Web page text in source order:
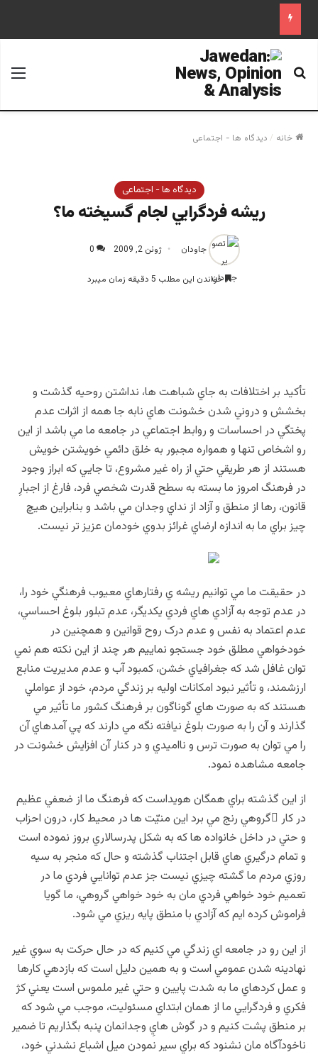
جستجو برای
خانه / دیدگاه ها - اجتماعی
دیدگاه ها - اجتماعی
ريشه فردگرايي لجام گسيخته ما؟
جاودان ژوئن 2, 2009 0
خواندن این مطلب 5 دقیقه زمان میبرد
تأكيد بر اختلافات به جاي شباهت ها، نداشتن روحيه گذشت و
بخشش و دروني شدن خشونت هاي نابه جا همه از اثرات عدم
پختگي در احساسات و روابط اجتماعي در جامعه ما مي باشد از اين
رو اشخاص تنها و همواره مجبور به خلق دائمي خويشتن خويش
هستند از هر طريقي حتي از راه غير مشروع، تا جايي که ابراز وجود
در فرهنگ امروز ما بسته به سطح قدرت شخصي فرد، فارغ از اجبارِ
قانون، رها از منطق و آزاد از نداي وجدان مي باشد و بنابراين هيچ
چيز براي ما به اندازه ارضاي غرائز بدوي خودمان عزيز تر نيست.
در حقيقت ما مي توانيم ريشه ي رفتارهاي معيوب فرهنگي خود را،
در عدم توجه به آزادي هاي فردي يکديگر، عدم تبلور بلوغ احساسي،
عدم اعتماد به نفس و عدم درک روح قوانين و همچنين در
خودخواهي مطلق خود جستجو نماييم هر چند از اين نکته هم نمي
توان غافل شد که جغرافياي خشن، کمبود آب و عدم مديريت منابع
ارزشمند، و تأثير نبود امکانات اوليه بر زندگي مردم، خود از عواملي
هستند که به صورت هاي گوناگون بر فرهنگ کشور ما تأثير مي
گذارند و آن را به صورت بلوغ نيافته نگه مي دارند که پي آمدهاي آن
را مي توان به صورت ترس و نااميدي و در کنار آن افزايش خشونت در
جامعه مشاهده نمود.
از اين گذشته براي همگان هويداست که فرهنگ ما از ضعفي عظيم
در كار ِگروهي رنج مي برد اين منيّت ها در محيط كار، درون احزاب
و حتي در داخل خانواده ها که به شکل پدرسالاري بروز نموده است
و تمام درگيري هاي قابل اجتناب گذشته و حال که منجر به سيه
روزي مردم ما گشته چيزي نيست جز عدم توانايي فردي ما در
تعميم خود خواهي فردي مان به خود خواهي گروهي، ما گويا
فراموش کرده ايم که آزادي با منطق پايه ريزي مي شود.
از اين رو در جامعه اي زندگي مي کنيم که در حال حرکت به سوي غير
نهادينه شدن عمومي است و به همين دليل است که بازدهي کارها
و عمل کردهاي ما به شدت پايين و حتي غير ملموس است يعني کژ
فکري و فردگرايي ما از همان ابتداي مسئوليت، موجب مي شود که
بر منطق پشت کنيم و در گوش هايِ وجدانمان پنبه بگذاريم تا ضمير
ناخودآگاه مان نشنود که براي سير نمودن ميل اشباع نشدني خود،